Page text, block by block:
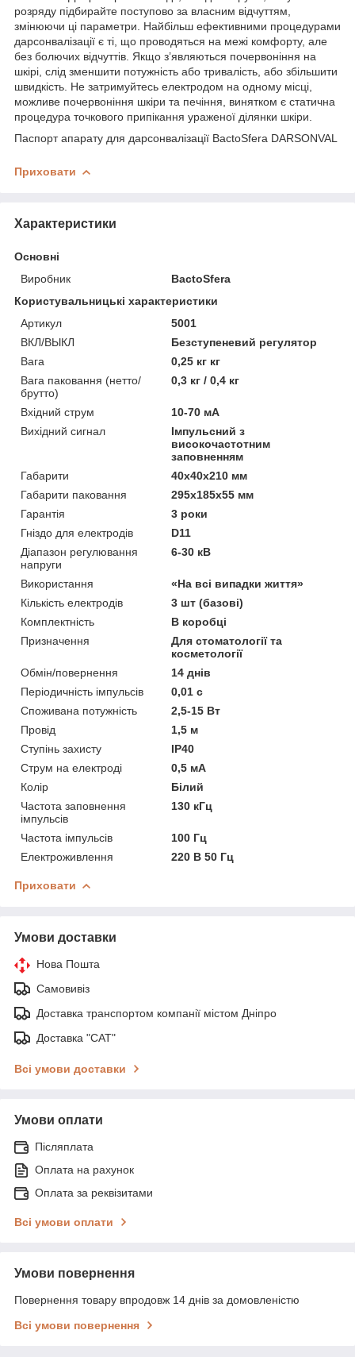
розряду підбирайте поступово за власним відчуттям,
змінюючи ці параметри. Найбільш ефективними процедурами
дарсонвалізації є ті, що проводяться на межі комфорту, але
без болючих відчуттів. Якщо з’являються почервоніння на
шкірі, слід зменшити потужність або тривалість, або збільшити
швидкість. Не затримуйтесь електродом на одному місці,
можливе почервоніння шкіри та печіння, винятком є статична
процедура точкового припікання ураженої ділянки шкіри.
Паспорт апарату для дарсонвалізації BactoSfera DARSONVAL
Приховати
Характеристики
Основні
Виробник
BactoSfera
Користувальницькі характеристики
Артикул
5001
ВКЛ/ВЫКЛ
Безступеневий регулятор
Вага
0,25 кг кг
Вага паковання (нетто/
брутто)
0,3 кг / 0,4 кг
Вхідний струм
10-70 мА
Вихідний сигнал
Імпульсний з
високочастотним
заповненням
Габарити
40x40x210 мм
Габарити паковання
295x185x55 мм
Гарантія
3 роки
Гніздо для електродів
D11
Діапазон регулювання
напруги
6-30 кВ
Використання
«На всі випадки життя»
Кількість електродів
3 шт (базові)
Комплектність
В коробці
Призначення
Для стоматології та
косметології
Обмін/повернення
14 днів
Періодичність імпульсів
0,01 с
Споживана потужність
2,5-15 Вт
Провід
1,5 м
Ступінь захисту
IP40
Струм на електроді
0,5 мА
Колір
Білий
Частота заповнення
імпульсів
130 кГц
Частота імпульсів
100 Гц
Електроживлення
220 В 50 Гц
Приховати
Умови доставки
Нова Пошта
Самовивіз
Доставка транспортом компанії містом Дніпро
Доставка "САТ"
Всі умови доставки
Умови оплати
Післяплата
Оплата на рахунок
Оплата за реквізитами
Всі умови оплати
Умови повернення
Повернення товару впродовж 14 днів за домовленістю
Всі умови повернення